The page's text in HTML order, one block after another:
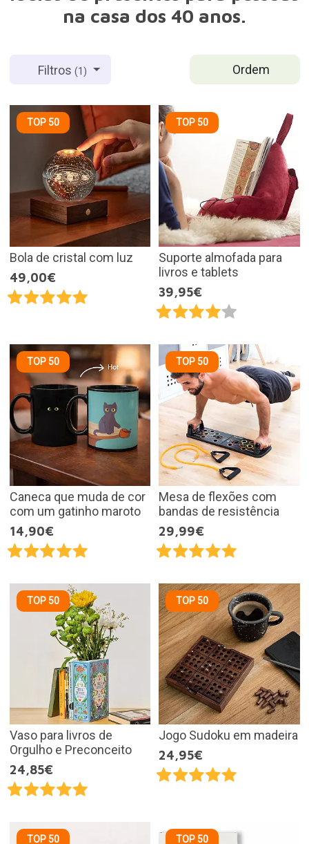
na casa dos 40 anos.
Ordem
Filtros(1)
TOP 50
Bola de cristal com luz
49,00€
TOP 50
Suporte almofada para
livros e tablets
39,95€
TOP 50
Caneca que muda de cor
com um gatinho maroto
14,90€
TOP 50
Mesa de flexões com
bandas de resistência
29,99€
TOP 50
Vaso para livros de
Orgulho e Preconceito
24,85€
TOP 50
Jogo Sudoku em madeira
24,95€
TOP 50 TOP 50